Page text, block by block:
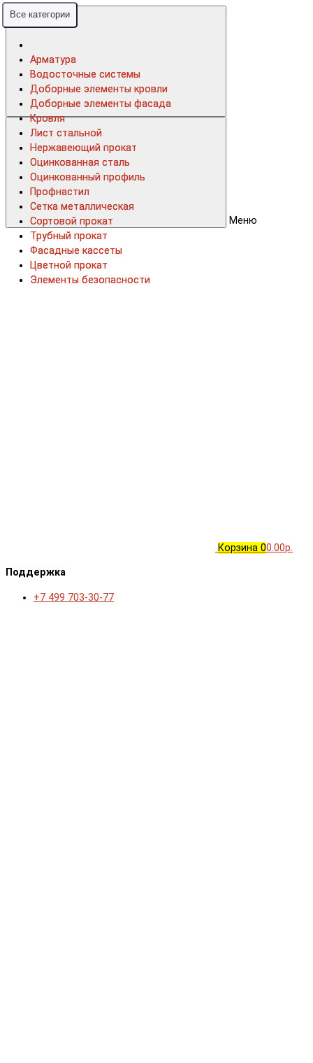
Меню
Корзина 00.00р.
Поддержка
+7 499 703-30-77
Все категории
Арматура
Водосточные системы
Доборные элементы кровли
Доборные элементы фасада
Кровля
Лист стальной
Нержавеющий прокат
Оцинкованная сталь
Оцинкованный профиль
Профнастил
Сетка металлическая
Сортовой прокат
Трубный прокат
Фасадные кассеты
Цветной прокат
Элементы безопасности
Все категории
Арматура
Водосточные системы
Доборные элементы кровли
Доборные элементы фасада
Кровля
Лист стальной
Нержавеющий прокат
Оцинкованная сталь
Оцинкованный профиль
Профнастил
Сетка металлическая
Сортовой прокат
Трубный прокат
Фасадные кассеты
Цветной прокат
Элементы безопасности